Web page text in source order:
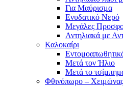
Για Μαύρισμα
Ενυδατικό Νερό
Μεγάλες
Αντηλιακά με
Καλοκαίρι
Μετά τον Ήλιο
Μετά το
Φθινόπωρο –